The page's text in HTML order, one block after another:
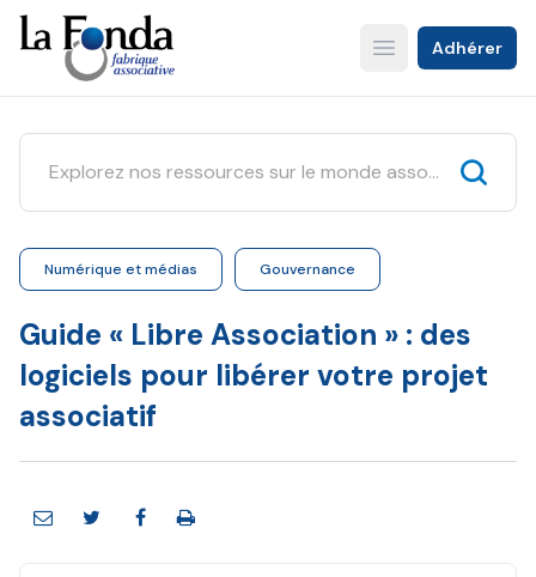
Aller
au
contenu
principal
Open main menu
Adhérer
Numérique et médias Gouvernance
Guide « Libre Association » : des
logiciels pour libérer votre projet
associatif